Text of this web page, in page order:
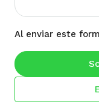
Al enviar este